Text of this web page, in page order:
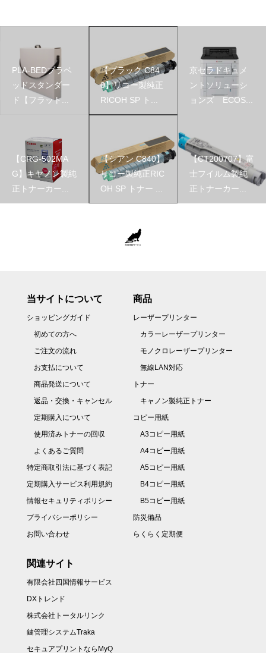
PLA-BEDプラベ
ッドスタンダー
ド【フラット...
【ブラック C84
0】リコー製純正
RICOH SP ト...
京セラドキュメ
ントソリューシ
ョンズ ECOS...
【CRG-502MA
G】キヤノン製純
正トナーカー...
【シアン C840】
リコー製純正RIC
OH SP トナー ...
【CT200707】富
士フイルム製純
正トナーカー...
当サイトについて
ショッピングガイド
初めての方へ
ご注文の流れ
お支払について
商品発送について
返品・交換・キャンセル
定期購入について
使用済みトナーの回収
よくあるご質問
特定商取引法に基づく表記
定期購入サービス利用規約
情報セキュリティポリシー
プライバシーポリシー
お問い合わせ
商品
レーザープリンター
カラーレーザープリンター
モノクロレーザープリンター
無線LAN対応
トナー
キャノン製純正トナー
コピー用紙
A3コピー用紙
A4コピー用紙
A5コピー用紙
B4コピー用紙
B5コピー用紙
防災備品
らくらく定期便
関連サイト
有限会社四国情報サービス
DXトレンド
株式会社トータルリンク
鍵管理システムTraka
セキュアプリントならMyQ